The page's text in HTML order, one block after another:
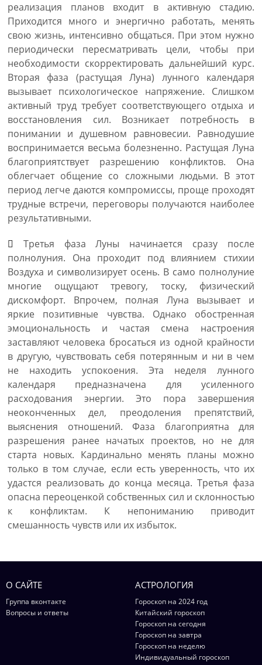
реализация планов входит в активную стадию.
Приходится много и энергично работать, менять
свою жизнь, интенсивно общаться. При этом нужно
периодически пересматривать цели, чтобы при
необходимости скорректировать дальнейший курс.
Вторая фаза (растущая Луна) лунного календаря
вызывает психологическое напряжение. Слишком
активный труд требует соответствующего отдыха и
восстановления сил. Возникает потребность в
понимании и душевном равновесии. Равнодушие
воспринимается весьма болезненно. Растущая Луна
благоприятствует разрешению конфликтов. Она
облегчает общение со сложными людьми. В этот
период легче даются компромиссы, проще проходят
трудные встречи, переговоры получаются наиболее
результативными.
Третья фаза Луны начинается сразу после
полнолуния. Она проходит под влиянием стихии
Воздуха и символизирует осень. В само полнолуние
многие ощущают тревогу, тоску, физический
дискомфорт. Впрочем, полная Луна вызывает и
яркие позитивные чувства. Однако обостренная
эмоциональность и частая смена настроения
заставляют человека бросаться из одной крайности
в другую, чувствовать себя потерянным и ни в чем
не находить успокоения. Эта неделя лунного
календаря предназначена для усиленного
расходования энергии. Это пора завершения
неоконченных дел, преодоления препятствий,
выяснения отношений. Фаза благоприятна для
разрешения ранее начатых проектов, но не для
старта новых. Кардинально менять планы можно
только в том случае, если есть уверенность, что их
удастся реализовать до конца месяца. Третья фаза
опасна переоценкой собственных сил и склонностью
к конфликтам. К непониманию приводит
смешанность чувств или их избыток.
О САЙТЕ
Группа вконтакте
Вопросы и ответы
АСТРОЛОГИЯ
Гороскоп на 2024 год
Китайский гороскоп
Гороскоп на сегодня
Гороскоп на завтра
Гороскоп на неделю
Индивидуальный гороскоп